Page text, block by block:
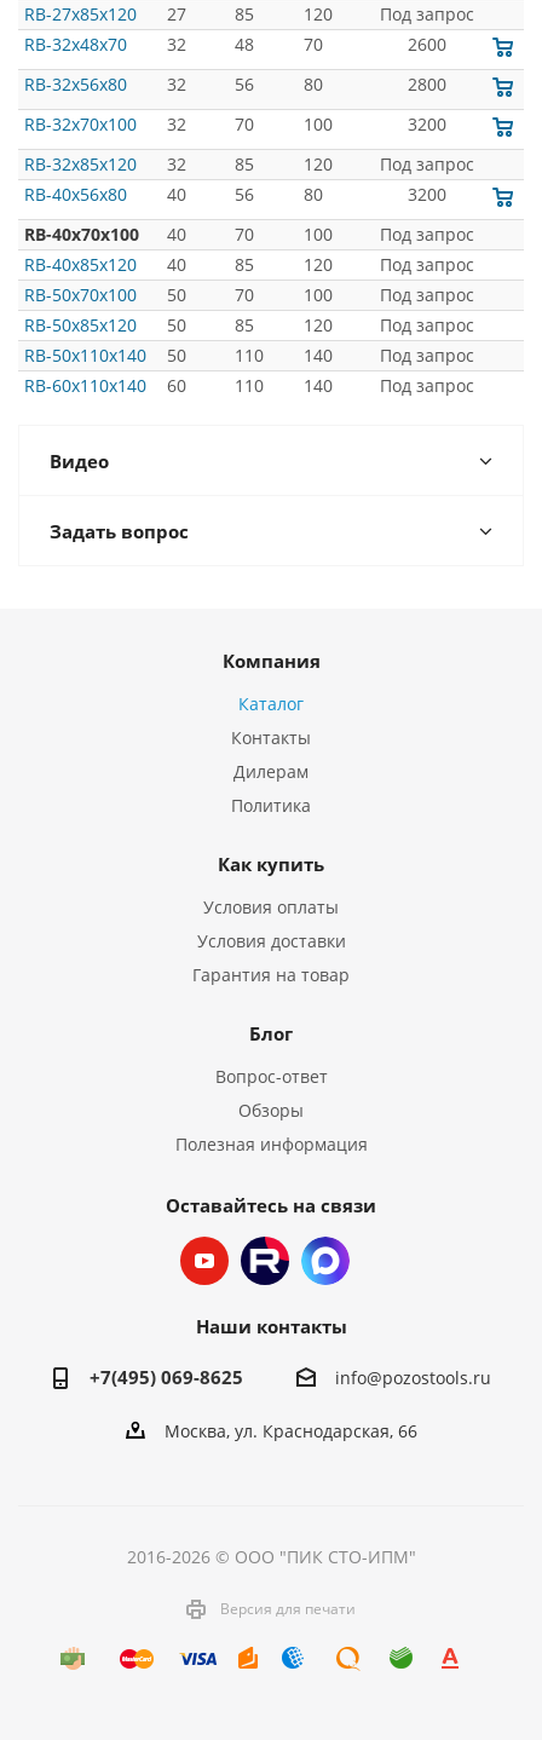
RB-27x85x120
27 85 120
Под запрос
RB-32x48x70
32 48 70
2600
RB-32x56x80
32 56 80
2800
RB-32x70x100
32 70 100
3200
RB-32x85x120
32 85 120
Под запрос
RB-40x56x80
40 56 80
3200
RB-40x70x100
40 70 100
Под запрос
RB-40x85x120
40 85 120
Под запрос
RB-50x70x100
50 70 100
Под запрос
RB-50x85x120
50 85 120
Под запрос
RB-50x110x140
50 110 140
Под запрос
RB-60x110x140
60 110 140 Под запрос
Видео
Задать вопрос
Компания
Каталог
Контакты
Дилерам
Политика
Как купить
Условия оплаты
Условия доставки
Гарантия на товар
Блог
Вопрос-ответ
Обзоры
Полезная информация
Оставайтесь на связи
Наши контакты
+7(495) 069-8625 info@pozostools.ru
Москва, ул. Краснодарская, 66
2016-2026 © ООО "ПИК СТО-ИПМ"
Версия для печати